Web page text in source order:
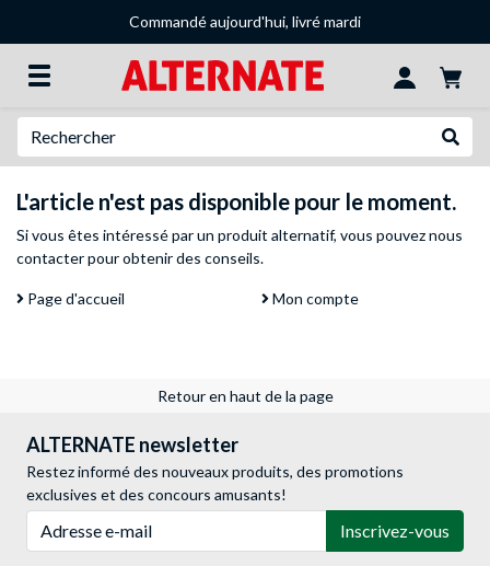
Commandé aujourd'hui, livré mardi
L'article n'est pas disponible pour le moment.
Si vous êtes intéressé par un produit alternatif, vous pouveznous
contacterpour obtenir des conseils.
Page d'accueil Mon compte
Retour en haut de la page
ALTERNATE newsletter
Restez informé des nouveaux produits, des promotions
exclusives et des concours amusants!
Inscrivez-vous